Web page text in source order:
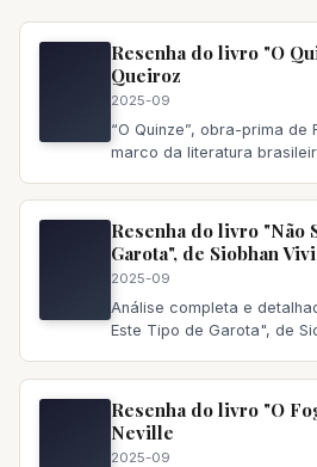
Resenha do livro "O
Queiroz
2025-09
“O Quinze”, obra-prima de
marco da literatura
Resenha do livro "Não
Garota", de Siobhan
2025-09
Análise completa e
Este Tipo de Garota", de
Resenha do livro "O
Neville
2025-09